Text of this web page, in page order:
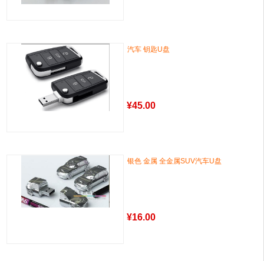
汽车 钥匙U盘
¥45.00
银色 金属 全金属SUV汽车U盘
¥16.00